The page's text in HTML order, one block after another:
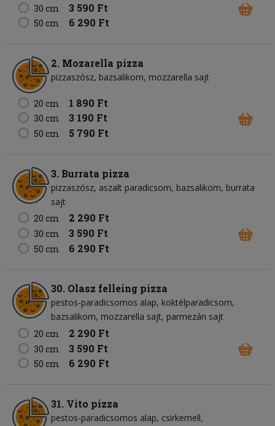
30 cm 3 590 Ft
50 cm 6 290 Ft
2. Mozarella pizza
pizzaszósz bazsalikom mozzarella sajt
20 cm 1 890 Ft
30 cm 3 190 Ft
50 cm 5 790 Ft
3. Burrata pizza
pizzaszósz aszalt paradicsom bazsalikom burrata
sajt
20 cm
2 290 Ft
30 cm 3 590 Ft
50 cm 6 290 Ft
30. Olasz felleing pizza
pestos-paradicsomos alap koktélparadicsom
bazsalikom mozzarella sajt parmezán sajt
20 cm
2 290 Ft
30 cm 3 590 Ft
50 cm 6 290 Ft
31. Vito pizza
pestos-paradicsomos alap csirkemell